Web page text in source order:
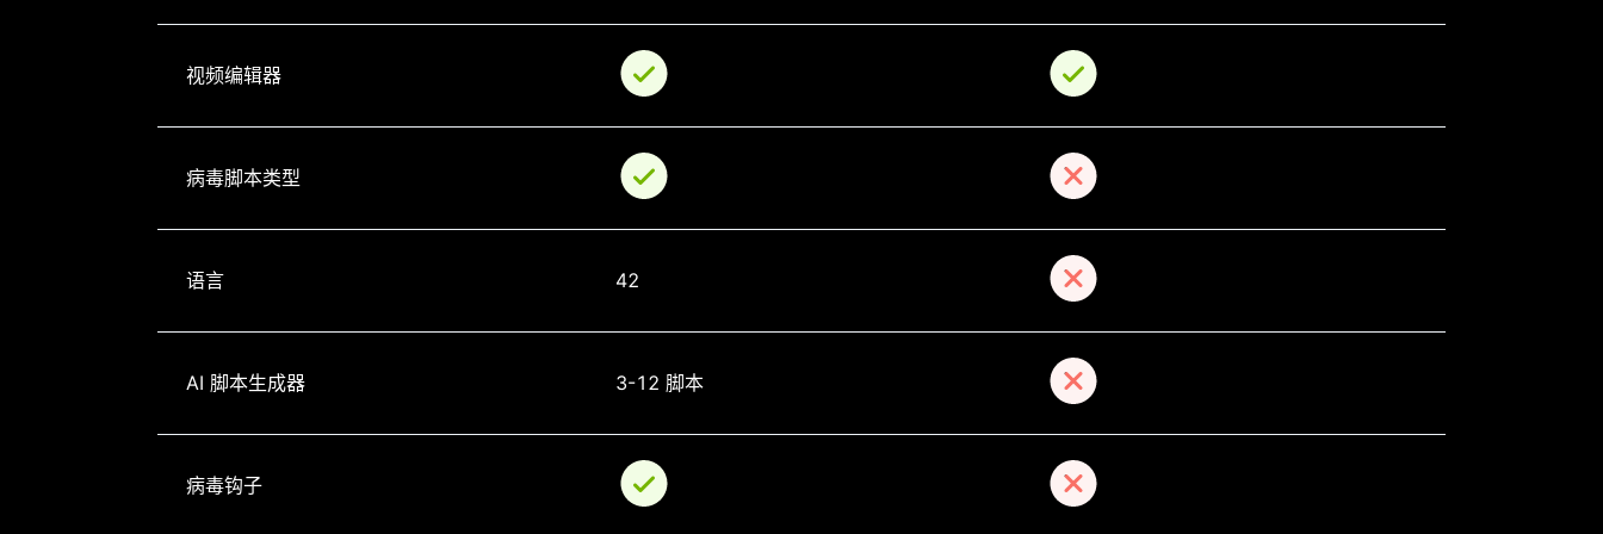
视频编辑器
病毒脚本类型
语言 42
AI 脚本生成器 3-12 脚本
病毒钩子